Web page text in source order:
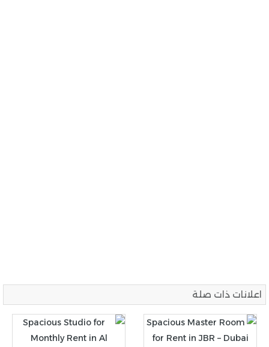
اعلانات ذات صلة